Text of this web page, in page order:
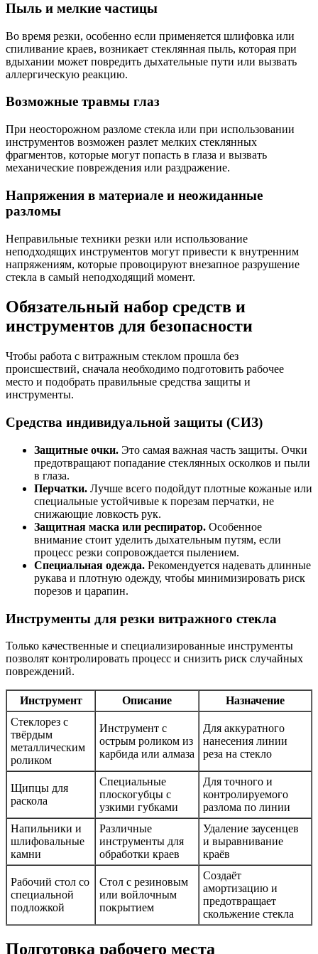
Пыль и мелкие частицы
Во время резки, особенно если применяется шлифовка или
спиливание краев, возникает стеклянная пыль, которая при
вдыхании может повредить дыхательные пути или вызвать
аллергическую реакцию.
Возможные травмы глаз
При неосторожном разломе стекла или при использовании
инструментов возможен разлет мелких стеклянных
фрагментов, которые могут попасть в глаза и вызвать
механические повреждения или раздражение.
Напряжения в материале и неожиданные
разломы
Неправильные техники резки или использование
неподходящих инструментов могут привести к внутренним
напряжениям, которые провоцируют внезапное разрушение
стекла в самый неподходящий момент.
Обязательный набор средств и
инструментов для безопасности
Чтобы работа с витражным стеклом прошла без
происшествий, сначала необходимо подготовить рабочее
место и подобрать правильные средства защиты и
инструменты.
Средства индивидуальной защиты (СИЗ)
Защитные очки. Это самая важная часть защиты. Очки
предотвращают попадание стеклянных осколков и пыли
в глаза.
Перчатки. Лучше всего подойдут плотные кожаные или
специальные устойчивые к порезам перчатки, не
снижающие ловкость рук.
Защитная маска или респиратор. Особенное
внимание стоит уделить дыхательным путям, если
процесс резки сопровождается пылением.
Специальная одежда. Рекомендуется надевать длинные
рукава и плотную одежду, чтобы минимизировать риск
порезов и царапин.
Инструменты для резки витражного стекла
Только качественные и специализированные инструменты
позволят контролировать процесс и снизить риск случайных
повреждений.
Инструмент Описание
Назначение
Стеклорез с
твёрдым
металлическим
роликом
Инструмент с
острым роликом из
карбида или алмаза
Для аккуратного
нанесения линии
реза на стекло
Щипцы для
раскола
Специальные
плоскогубцы с
узкими губками
Для точного и
контролируемого
разлома по линии
Напильники и
шлифовальные
камни
Различные
инструменты для
обработки краев
Удаление заусенцев
и выравнивание
краёв
Рабочий стол со
специальной
подложкой
Стол с резиновым
или войлочным
покрытием
Создаёт
амортизацию и
предотвращает
скольжение стекла
Подготовка рабочего места